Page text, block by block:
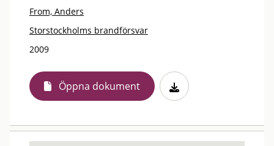
From, Anders
Storstockholms brandförsvar
2009
Öppna dokument